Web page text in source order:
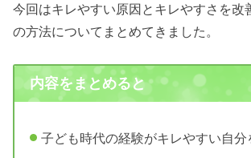
今回はキレやすい原因とキレやすさを改
の方法についてまとめてきました。
内容をまとめると
子ども時代の経験がキレやすい自分